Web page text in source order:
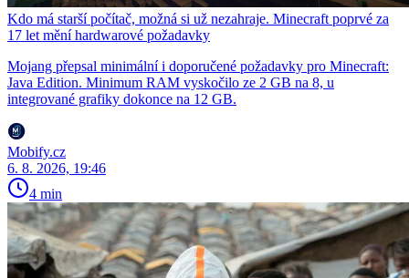
Kdo má starší počítač, možná si už nezahraje. Minecraft poprvé za
17 let mění hardwarové požadavky
Mojang přepsal minimální i doporučené požadavky pro Minecraft:
Java Edition. Minimum RAM vyskočilo ze 2 GB na 8, u
integrované grafiky dokonce na 12 GB.
Mobify.cz
6. 8. 2026, 19:46
4 min